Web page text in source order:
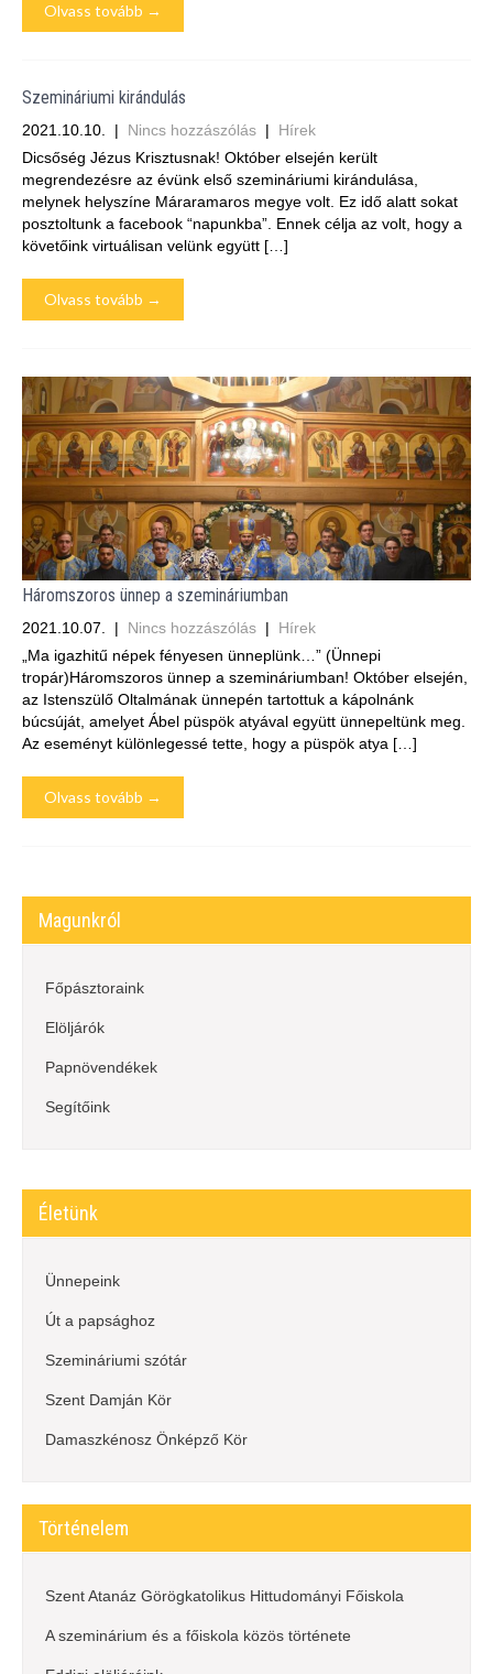
Olvass tovább →
Szemináriumi kirándulás
2021.10.10. | Nincs hozzászólás | Hírek
Dicsőség Jézus Krisztusnak! Október elsején került
megrendezésre az évünk első szemináriumi kirándulása,
melynek helyszíne Máraramaros megye volt. Ez idő alatt sokat
posztoltunk a facebook “napunkba”. Ennek célja az volt, hogy a
követőink virtuálisan velünk együtt […]
Olvass tovább →
Háromszoros ünnep a szemináriumban
2021.10.07. | Nincs hozzászólás | Hírek
„Ma igazhitű népek fényesen ünneplünk…” (Ünnepi
tropár)Háromszoros ünnep a szemináriumban! Október elsején,
az Istenszülő Oltalmának ünnepén tartottuk a kápolnánk
búcsúját, amelyet Ábel püspök atyával együtt ünnepeltünk meg.
Az eseményt különlegessé tette, hogy a püspök atya […]
Olvass tovább →
Magunkról
Főpásztoraink
Elöljárók
Papnövendékek
Segítőink
Életünk
Ünnepeink
Út a papsághoz
Szemináriumi szótár
Szent Damján Kör
Damaszkénosz Önképző Kör
Történelem
Szent Atanáz Görögkatolikus Hittudományi Főiskola
A szeminárium és a főiskola közös története